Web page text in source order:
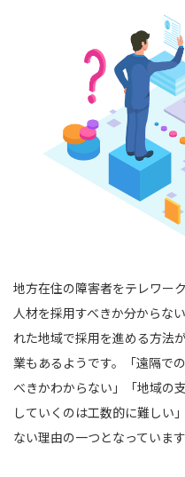
地方在住の障害者をテレワー
人材を採用すべきか分からな
れた地域で採用を進める方法
業もあるようです。「遠隔で
べきかわからない」「地域の
していくのは工数的に難しい
ない理由の一つとなっています